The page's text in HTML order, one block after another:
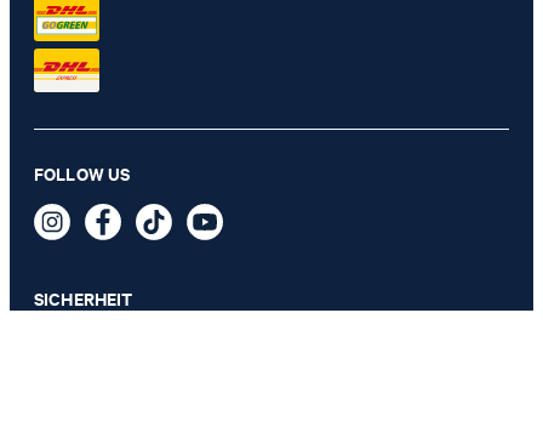
Schultertasche Giacoso Loretta in Offwhite
59,95 €
inkl. MwSt
FOLLOW US
SICHERHEIT